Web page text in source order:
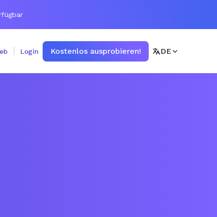
Login Kostenlos ausprobieren! DE